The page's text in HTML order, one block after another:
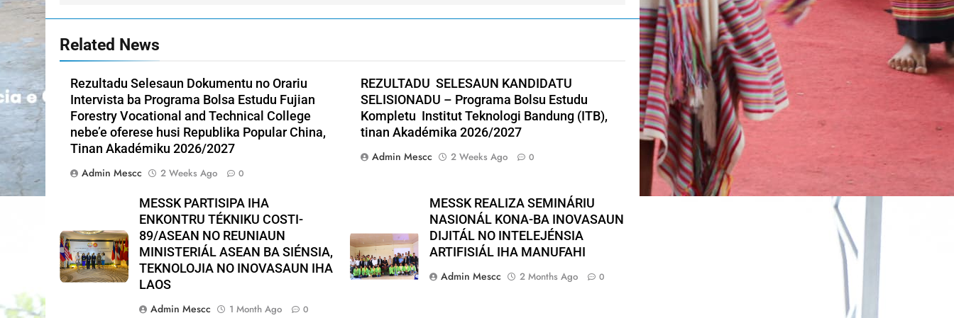
Related News
Rezultadu Selesaun Dokumentu no Orariu
Intervista ba Programa Bolsa Estudu Fujian
Forestry Vocational and Technical College
nebe’e oferese husi Republika Popular China,
Tinan Akadémiku 2026/2027
Admin Mescc
2 Weeks Ago 0
REZULTADU SELESAUN KANDIDATU
SELISIONADU – Programa Bolsu Estudu
Kompletu Institut Teknologi Bandung (ITB),
tinan Akadémika 2026/2027
Admin Mescc
2 Weeks Ago 0
MESSK PARTISIPA IHA
ENKONTRU TÉKNIKU COSTI-
89/ASEAN NO REUNIAUN
MINISTERIÁL ASEAN BA SIÉNSIA,
TEKNOLOJIA NO INOVASAUN IHA
LAOS
Admin Mescc
1 Month Ago 0
MESSK REALIZA SEMINÁRIU
NASIONÁL KONA-BA INOVASAUN
DIJITÁL NO INTELEJÉNSIA
ARTIFISIÁL IHA MANUFAHI
Admin Mescc
2 Months Ago 0